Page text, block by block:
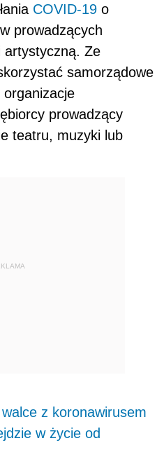
COVID-19 o
prowadzących
artystyczną. Ze
samorządowe
prowadzący
teatru, muzyki lub
z koronawirusem
w życie od